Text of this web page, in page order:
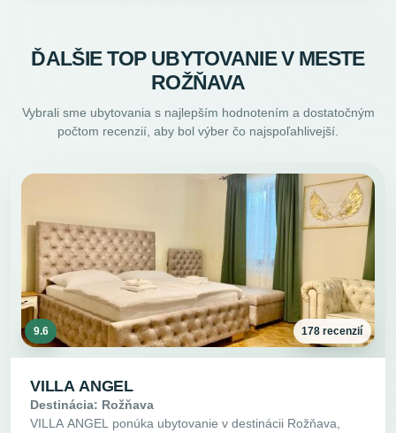
ĎALŠIE TOP UBYTOVANIE V MESTE
ROŽŇAVA
Vybrali sme ubytovania s najlepším hodnotením a dostatočným
počtom recenzií, aby bol výber čo najspoľahlivejší.
9.6 178 recenzií
VILLA ANGEL
Destinácia: Rožňava
VILLA ANGEL ponúka ubytovanie v destinácii Rožňava,